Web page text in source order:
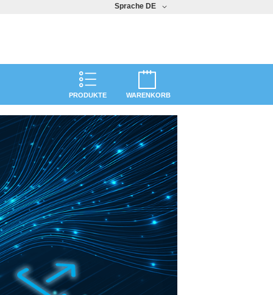
Sprache DE
WARENKORB
PRODUKTE